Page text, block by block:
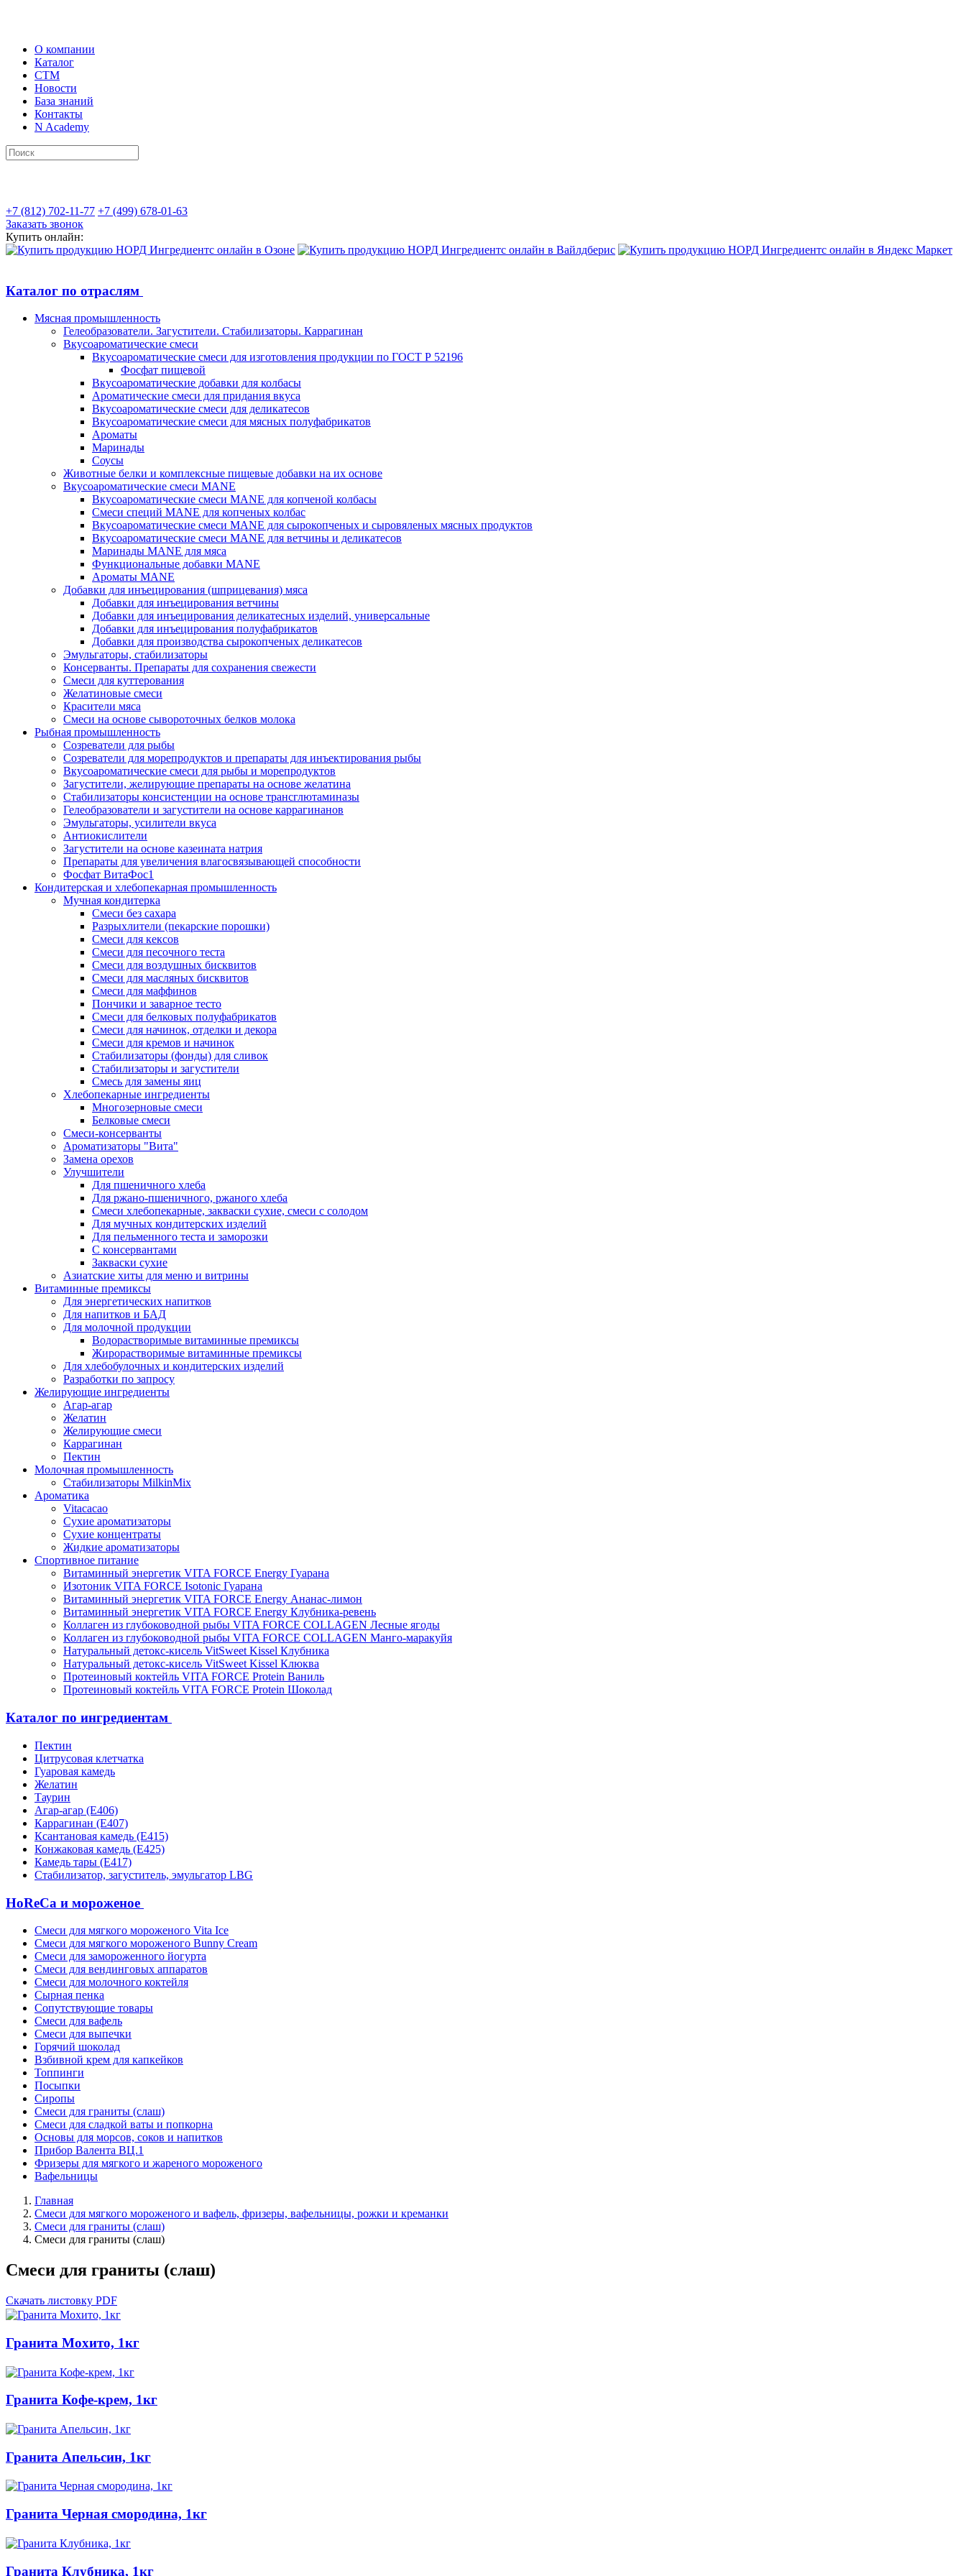
О компании
Каталог
СТМ
Новости
База знаний
Контакты
N Academy
+7 (812) 702-11-77 +7 (499) 678-01-63
Заказать звонок
Купить онлайн:
Каталог по отраслям
Мясная промышленность
Гелеобразователи. Загустители. Стабилизаторы. Каррагинан
Вкусоароматические смеси
Вкусоароматические смеси для изготовления продукции по ГОСТ Р 52196
Фосфат пищевой
Вкусоароматические добавки для колбасы
Ароматические смеси для придания вкуса
Вкусоароматические смеси для деликатесов
Вкусоароматические смеси для мясных полуфабрикатов
Ароматы
Маринады
Соусы
Животные белки и комплексные пищевые добавки на их основе
Вкусоароматические смеси MANE
Вкусоароматические смеси MANE для копченой колбасы
Смеси специй MANE для копченых колбас
Вкусоароматические смеси MANE для сырокопченых и сыровяленых мясных продуктов
Вкусоароматические смеси MANE для ветчины и деликатесов
Маринады MANE для мяса
Функциональные добавки MANE
Ароматы MANE
Добавки для инъецирования (шприцевания) мяса
Добавки для инъецирования ветчины
Добавки для инъецирования деликатесных изделий, универсальные
Добавки для инъецирования полуфабрикатов
Добавки для производства сырокопченых деликатесов
Эмульгаторы, стабилизаторы
Консерванты. Препараты для сохранения свежести
Смеси для куттерования
Желатиновые смеси
Красители мяса
Смеси на основе сывороточных белков молока
Рыбная промышленность
Созреватели для рыбы
Созреватели для морепродуктов и препараты для инъектирования рыбы
Вкусоароматические смеси для рыбы и морепродуктов
Загустители, желирующие препараты на основе желатина
Стабилизаторы консистенции на основе трансглютаминазы
Гелеобразователи и загустители на основе каррагинанов
Эмульгаторы, усилители вкуса
Антиокислители
Загустители на основе казеината натрия
Препараты для увеличения влагосвязывающей способности
Фосфат ВитаФос1
Кондитерская и хлебопекарная промышленность
Мучная кондитерка
Смеси без сахара
Разрыхлители (пекарские порошки)
Смеси для кексов
Смеси для песочного теста
Смеси для воздушных бисквитов
Смеси для масляных бисквитов
Смеси для маффинов
Пончики и заварное тесто
Cмеси для белковых полуфабрикатов
Смеси для начинок, отделки и декора
Смеси для кремов и начинок
Стабилизаторы (фонды) для сливок
Стабилизаторы и загустители
Смесь для замены яиц
Хлебопекарные ингредиенты
Многозерновые смеси
Белковые смеси
Смеси-консерванты
Ароматизаторы "Вита"
Замена орехов
Улучшители
Для пшеничного хлеба
Для ржано-пшеничного, ржаного хлеба
Смеси хлебопекарные, закваски сухие, смеси с солодом
Для мучных кондитерских изделий
Для пельменного теста и заморозки
С консервантами
Закваски сухие
Азиатские хиты для меню и витрины
Витаминные премиксы
Для энергетических напитков
Для напитков и БАД
Для молочной продукции
Водорастворимые витаминные премиксы
Жирорастворимые витаминные премиксы
Для хлебобулочных и кондитерских изделий
Разработки по запросу
Желирующие ингредиенты
Агар-агар
Желатин
Желирующие смеси
Каррагинан
Пектин
Молочная промышленность
Стабилизаторы MilkinMix
Ароматика
Vitacacao
Сухие ароматизаторы
Сухие концентраты
Жидкие ароматизаторы
Спортивное питание
Витаминный энергетик VITA FORCE Energy Гуарана
Изотоник VITA FORCE Isotonic Гуарана
Витаминный энергетик VITA FORCE Energy Ананас-лимон
Витаминный энергетик VITA FORCE Energy Клубника-ревень
Коллаген из глубоководной рыбы VITA FORCE COLLAGEN Лесные ягоды
Коллаген из глубоководной рыбы VITA FORCE COLLAGEN Манго-маракуйя
Натуральный детокс-кисель VitSweet Kissel Клубника
Натуральный детокс-кисель VitSweet Kissel Клюква
Протеиновый коктейль VITA FORCE Protein Ваниль
Протеиновый коктейль VITA FORCE Protein Шоколад
Каталог по ингредиентам
Пектин
Цитрусовая клетчатка
Гуаровая камедь
Желатин
Таурин
Агар-агар (Е406)
Каррагинан (Е407)
Ксантановая камедь (Е415)
Конжаковая камедь (Е425)
Камедь тары (Е417)
Стабилизатор, загуститель, эмульгатор LBG
HoReCa и мороженое
Смеси для мягкого мороженого Vita Ice
Смеси для мягкого мороженого Bunny Cream
Смеси для замороженного йогурта
Смеси для вендинговых аппаратов
Смеси для молочного коктейля
Сырная пенка
Сопутствующие товары
Смеси для вафель
Смеси для выпечки
Горячий шоколад
Взбивной крем для капкейков
Топпинги
Посыпки
Сиропы
Смеси для граниты (слаш)
Смеси для сладкой ваты и попкорна
Основы для морсов, соков и напитков
Прибор Валента ВЦ.1
Фризеры для мягкого и жареного мороженого
Вафельницы
Главная
Смеси для мягкого мороженого и вафель, фризеры, вафельницы, рожки и креманки
Смеси для граниты (слаш)
Смеси для граниты (слаш)
Смеси для граниты (слаш)
Скачать листовку PDF
Гранита Мохито, 1кг
Гранита Кофе-крем, 1кг
Гранита Апельсин, 1кг
Гранита Черная смородина, 1кг
Гранита Клубника, 1кг